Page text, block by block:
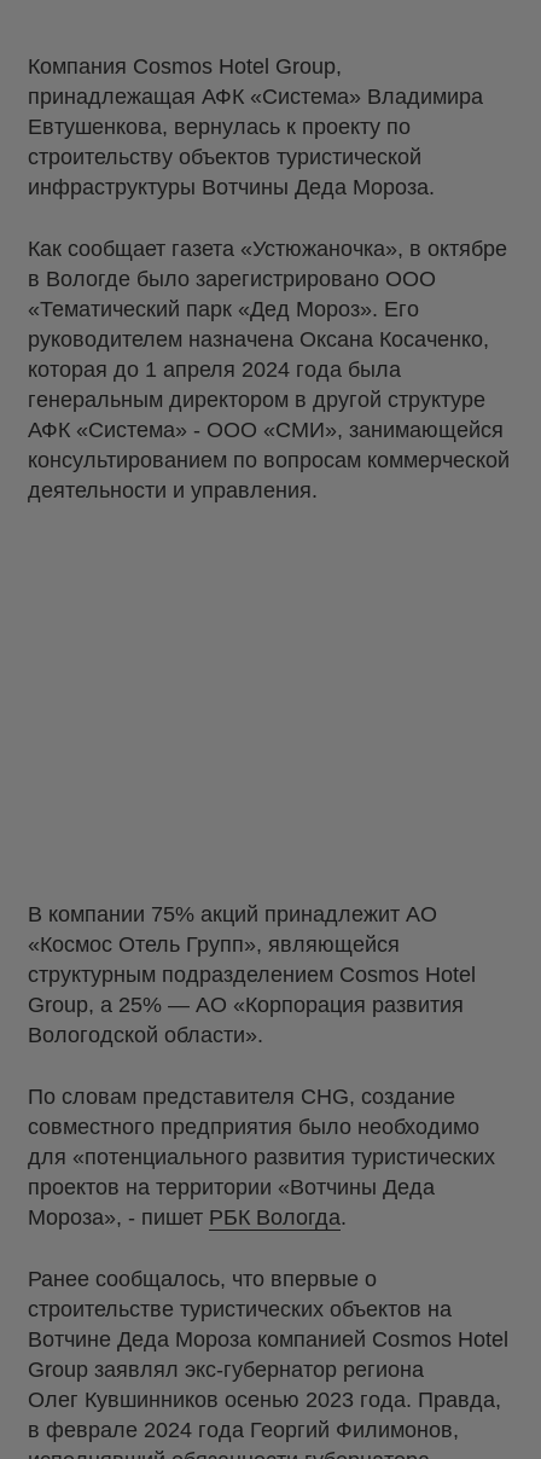
Компания Cosmos Hotel Group,
принадлежащая АФК «Система» Владимира
Евтушенкова, вернулась к проекту по
строительству объектов туристической
инфраструктуры Вотчины Деда Мороза.
Как сообщает газета «Устюжаночка», в октябре
в Вологде было зарегистрировано ООО
«Тематический парк «Дед Мороз». Его
руководителем назначена Оксана Косаченко,
которая до 1 апреля 2024 года была
генеральным директором в другой структуре
АФК «Система» - ООО «СМИ», занимающейся
консультированием по вопросам коммерческой
деятельности и управления.
В компании 75% акций принадлежит АО
«Космос Отель Групп», являющейся
структурным подразделением Cosmos Hotel
Group, а 25% — АО «Корпорация развития
Вологодской области».
По словам представителя CHG, создание
совместного предприятия было необходимо
для «потенциального развития туристических
проектов на территории «Вотчины Деда
Мороза», - пишет РБК Вологда.
Ранее сообщалось, что впервые о
строительстве туристических объектов на
Вотчине Деда Мороза компанией Cosmos Hotel
Group заявлял экс-губернатор региона
Олег Кувшинников осенью 2023 года. Правда,
в феврале 2024 года Георгий Филимонов,